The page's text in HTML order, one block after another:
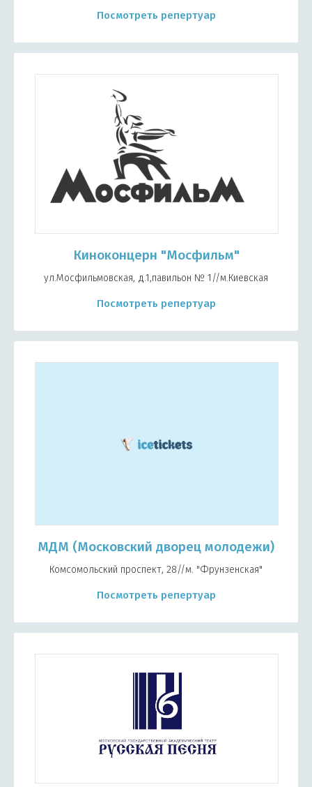
Посмотреть репертуар
Киноконцерн "Мосфильм"
ул.Мосфильмовская, д.1,павильон № 1//м.Киевская
Посмотреть репертуар
МДМ (Московский дворец молодежи)
Комсомольский проспект, 28//м. "Фрунзенская"
Посмотреть репертуар